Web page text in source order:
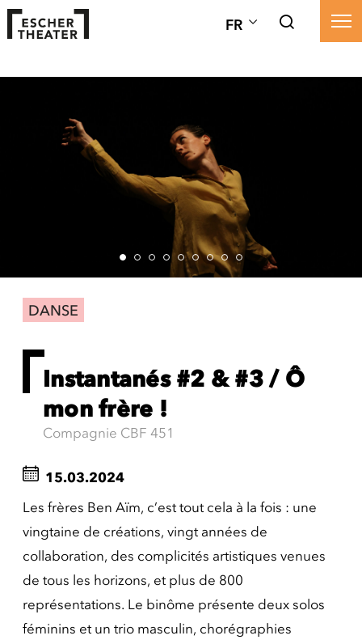
FR
DANSE
Instantanés #2 & #3 / Ô
mon frère !
Compagnie CBF 451
15.03.2024
Les frères Ben Aïm, c’est tout cela à la fois : une
vingtaine de créations, vingt années de
collaboration, des complicités artistiques venues
de tous les horizons, et plus de 800
représentations. Le binôme présente deux solos
féminins et un trio masculin, chorégraphies